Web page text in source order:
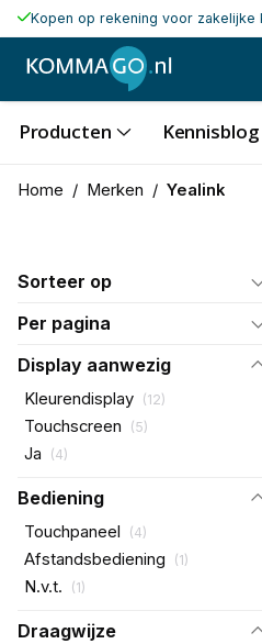
Kopen op rekening voor zakelijke
Producten Kennisblog
Home / Merken / Yealink
Sorteer op
Per pagina
Display aanwezig
Kleurendisplay (12)
Touchscreen (5)
Ja (4)
Bediening
Touchpaneel (4)
Afstandsbediening (1)
N.v.t. (1)
Draagwijze